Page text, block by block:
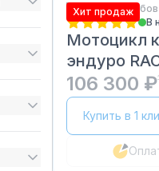
Хит продаж
Эндуро 200 кубов
В
Мотоцикл
эндуро
RC200GY-
106 300 ₽
Купить в 1